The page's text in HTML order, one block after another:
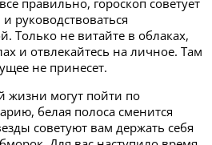
руководствоваться
Только не витайте в облаках,
и отвлекайтесь на личное. Там
не принесет.
жизни могут пойти по
белая полоса сменится
советуют вам держать себя